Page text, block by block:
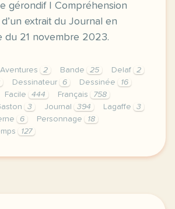
gérondif | Compréhension
extrait du Journal en
du 21 novembre 2023.
Aventures 2 Bande 25 Delaf
2
Dessinateur 6 Dessinée
16
Facile 444 Français
758
3 Journal 394 Lagaffe
3
6 Personnage
18
127
dessinee le retour de gaston